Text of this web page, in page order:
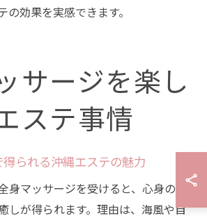
の効果を実感できます。
サージを楽し
ステ事情
られる沖縄エステの魅力
身マッサージを受けると、心身のリ
しが得られます。理由は、海風や自